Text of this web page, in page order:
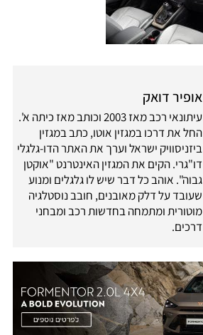
אופיר דואק
עיתונאי רכב מאז 2003 וכותב מאז כיתה א'.
החל את דרכו במגזין אוטו, כתב במגזין
ביזניסוויק ישראל וערך את האתר הדו-גלגלי
דו"גרי. הקים את המגזין האינטרנט "אוקטן
גבוה". אוהב כל דבר שיש לו גלגלים ומנוע
שעובד על דלק מאובנים, חובב נוסטלגיה
מוטורית ומתמחה בחדשות רכב ומבחני
דרכים.